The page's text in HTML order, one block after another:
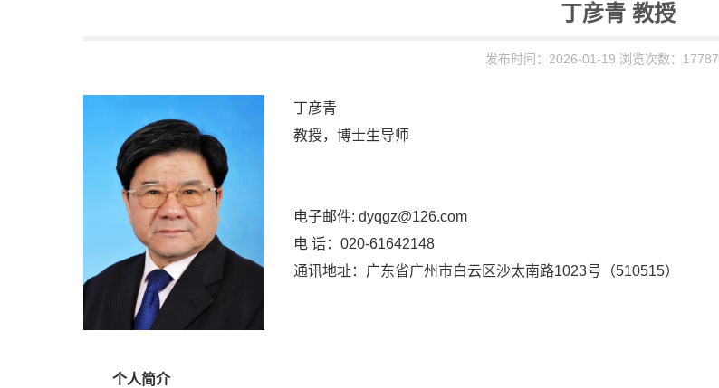
丁彦青 教授
发布时间：2026-01-19 浏览次数： 17787
丁彦青
教授，博士生导师
电子邮件: dyqgz@126.com
电 话：020-61642148
通讯地址：广东省广州市白云区沙太南路1023号（510515）
个人简介